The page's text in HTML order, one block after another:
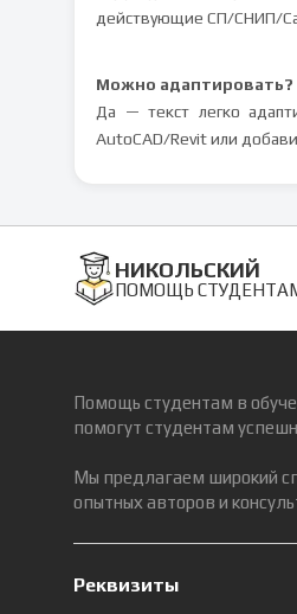
действующие СП/СНИП/
Можно адаптировать?
Да — текст легко
AutoCAD/Revit или
НИКОЛЬСКИЙ
ПОМОЩЬ
Помощь студентам в
помогут студентам
Мы предлагаем широкий
опытных авторов и
Реквизиты